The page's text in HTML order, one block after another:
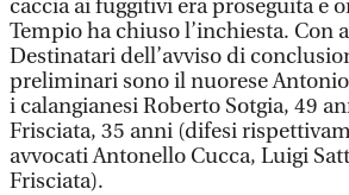
caccia ai fuggitivi era proseguita e
Tempio ha chiuso l’inchiesta. Con
Destinatari dell’avviso di
preliminari sono il nuorese
i calangianesi Roberto Sotgia, 49
Frisciata, 35 anni (difesi
avvocati Antonello Cucca, Luigi
Frisciata).